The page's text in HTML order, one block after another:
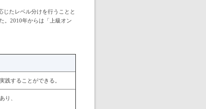
じたレベル分けを行うことと
。2010年からは「上級オン
践することができる。
り、